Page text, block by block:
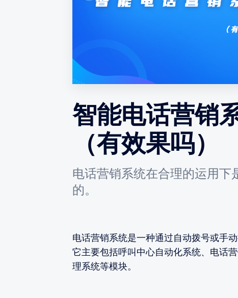
智能电话营销
（有效果吗）
电话营销系统在合理的运用下
的。
电话营销系统是一种通过自动拨号或手
它主要包括呼叫中心自动化系统、电话
理系统等模块。